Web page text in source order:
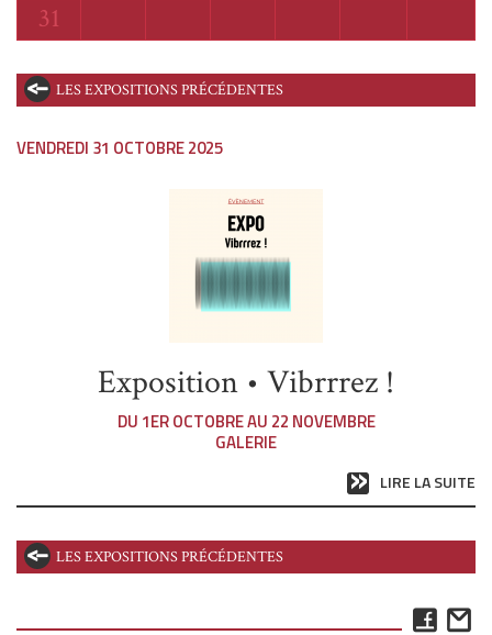
Lundi
31
LES EXPOSITIONS PRÉCÉDENTES
VENDREDI 31 OCTOBRE 2025
Exposition • Vibrrrez !
DU 1ER OCTOBRE AU 22 NOVEMBRE
GALERIE
LIRE LA SUITE
LES EXPOSITIONS PRÉCÉDENTES